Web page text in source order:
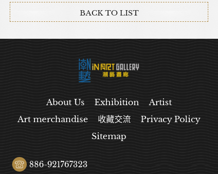
BACK TO LIST
About Us Exhibition
Artist
Art merchandise
收藏交流
Privacy Policy
Sitemap
886-921767323